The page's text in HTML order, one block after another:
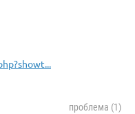
проблема (1)